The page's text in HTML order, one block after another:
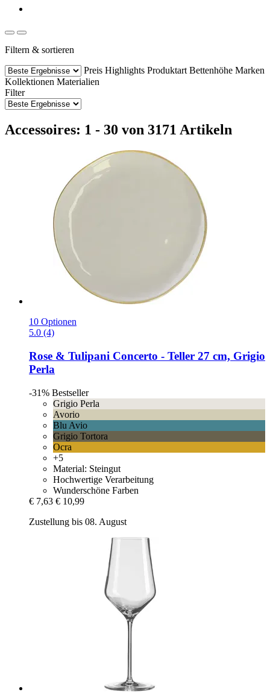
Filtern & sortieren
Preis Highlights Produktart Bettenhöhe Marken
Kollektionen Materialien
Filter
Accessoires: 1 - 30 von 3171 Artikeln
10 Optionen
5.0 (4)
Rose & Tulipani Concerto -​ Teller 27 cm, Grigio
Perla
-31% Bestseller
Grigio Perla
Avorio
Blu Avio
Grigio Tortora
Ocra
+5
Material: Steingut
Hochwertige Verarbeitung
Wunderschöne Farben
€ 7,63 € 10,99
Zustellung bis 08. August